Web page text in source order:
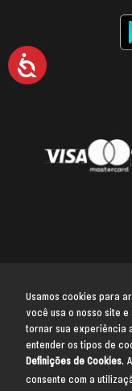
Usamos cookies para
você usa o nosso site
tornar sua experiência
entender os tipos de
Definições de Cookies.
consente com a
Acessibilidade